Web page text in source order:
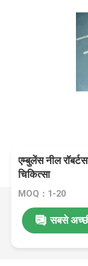
एम्बुलेंस नील
चिकित्सा
MOQ：1-20
सबसे